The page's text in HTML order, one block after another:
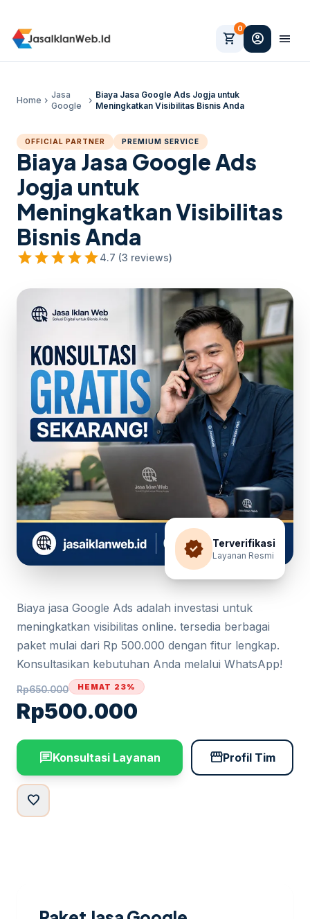
shopping_cart
0
account_circle menu
Home chevron_right
Jasa
Google
chevron_right
Biaya Jasa Google Ads Jogja untuk
Meningkatkan Visibilitas Bisnis Anda
OFFICIAL PARTNER PREMIUM SERVICE
Biaya Jasa Google Ads
Jogja untuk
Meningkatkan Visibilitas
Bisnis Anda
starstarstarstarstar4.7 (3 reviews)
verified Terverifikasi
Layanan Resmi
Biaya jasa Google Ads adalah investasi untuk
meningkatkan visibilitas online. tersedia berbagai
paket mulai dari Rp 500.000 dengan fitur lengkap.
Konsultasikan kebutuhan Anda melalui WhatsApp!
Rp650.000
Rp500.000
HEMAT 23%
chatKonsultasi Layanan storefrontProfil Tim
favorite